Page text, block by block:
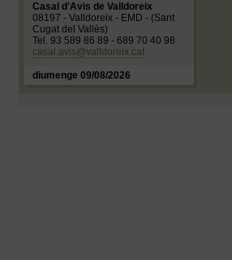
Casal d'Avis de Valldoreix
08197 - Valldoreix - EMD - (Sant
Cugat del Vallès)
Tel. 93 589 86 89 - 689 70 40 98
casal.avis@valldoreix.cat
diumenge 09/08/2026